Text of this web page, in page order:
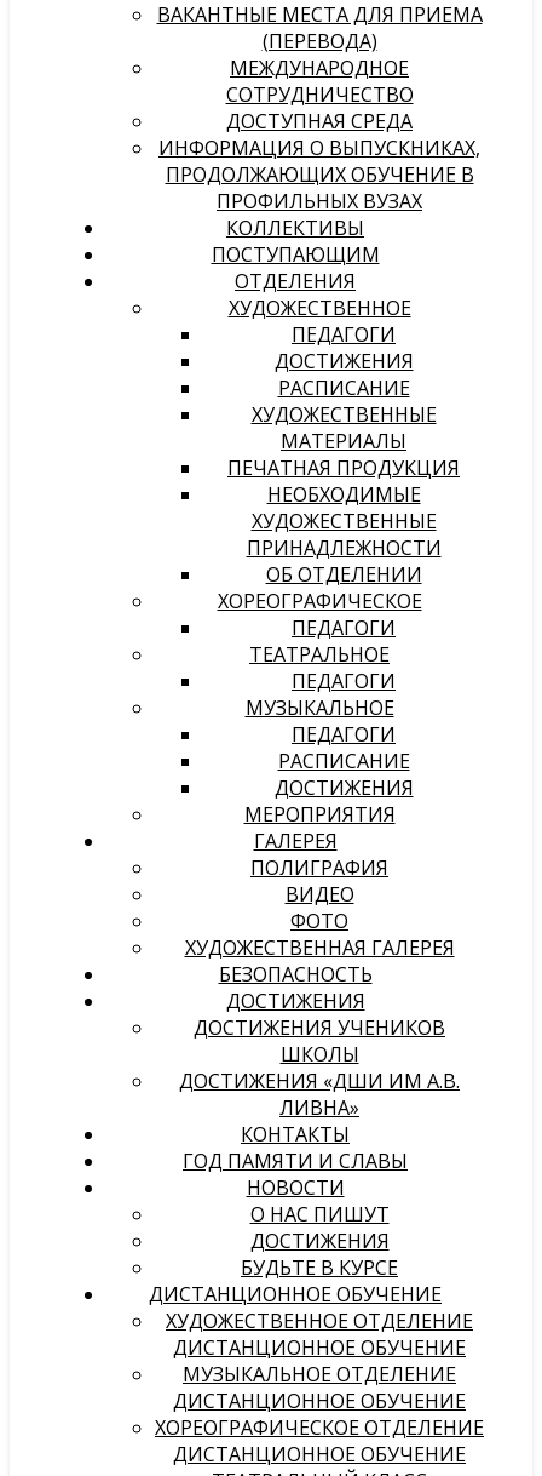
ВАКАНТНЫЕ МЕСТА ДЛЯ ПРИЕМА
(ПЕРЕВОДА)
МЕЖДУНАРОДНОЕ
СОТРУДНИЧЕСТВО
ДОСТУПНАЯ СРЕДА
ИНФОРМАЦИЯ О ВЫПУСКНИКАХ,
ПРОДОЛЖАЮЩИХ ОБУЧЕНИЕ В
ПРОФИЛЬНЫХ ВУЗАХ
КОЛЛЕКТИВЫ
ПОСТУПАЮЩИМ
ОТДЕЛЕНИЯ
ХУДОЖЕСТВЕННОЕ
ПЕДАГОГИ
ДОСТИЖЕНИЯ
РАСПИСАНИЕ
ХУДОЖЕСТВЕННЫЕ
МАТЕРИАЛЫ
ПЕЧАТНАЯ ПРОДУКЦИЯ
НЕОБХОДИМЫЕ
ХУДОЖЕСТВЕННЫЕ
ПРИНАДЛЕЖНОСТИ
ОБ ОТДЕЛЕНИИ
ХОРЕОГРАФИЧЕСКОЕ
ПЕДАГОГИ
ТЕАТРАЛЬНОЕ
ПЕДАГОГИ
МУЗЫКАЛЬНОЕ
ПЕДАГОГИ
РАСПИСАНИЕ
ДОСТИЖЕНИЯ
МЕРОПРИЯТИЯ
ГАЛЕРЕЯ
ПОЛИГРАФИЯ
ВИДЕО
ФОТО
ХУДОЖЕСТВЕННАЯ ГАЛЕРЕЯ
БЕЗОПАСНОСТЬ
ДОСТИЖЕНИЯ
ДОСТИЖЕНИЯ УЧЕНИКОВ
ШКОЛЫ
ДОСТИЖЕНИЯ «ДШИ ИМ А.В.
ЛИВНА»
КОНТАКТЫ
ГОД ПАМЯТИ И СЛАВЫ
НОВОСТИ
О НАС ПИШУТ
ДОСТИЖЕНИЯ
БУДЬТЕ В КУРСЕ
ДИСТАНЦИОННОЕ ОБУЧЕНИЕ
ХУДОЖЕСТВЕННОЕ ОТДЕЛЕНИЕ
ДИСТАНЦИОННОЕ ОБУЧЕНИЕ
МУЗЫКАЛЬНОЕ ОТДЕЛЕНИЕ
ДИСТАНЦИОННОЕ ОБУЧЕНИЕ
ХОРЕОГРАФИЧЕСКОЕ ОТДЕЛЕНИЕ
ДИСТАНЦИОННОЕ ОБУЧЕНИЕ